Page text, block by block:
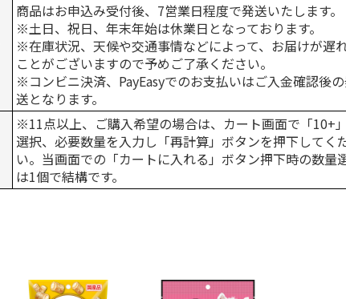
商品はお申込み受付後、7営業日程度で発送いたします。
※土日、祝日、年末年始は休業日となっております。
※在庫状況、天候や交通事情などによって、お届けが遅
ことがございますので予めご了承ください。
※コンビニ決済、PayEasyでのお支払いはご入金確認後
送となります。
※11点以上、ご購入希望の場合は、カート画面で「10+
選択、必要数量を入力し「再計算」ボタンを押下してく
い。当画面での「カートに入れる」ボタン押下時の数量
は1個で結構です。